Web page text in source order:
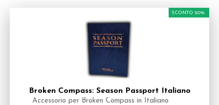
Broken Compass: Season Passport Italiano
Accessorio per Broken Compass in Italiano
SCONTO 20%